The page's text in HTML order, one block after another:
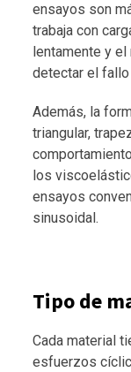
ensayos son
trabaja con
lentamente y
detectar el fallo
Además, la
triangular,
los
ensayos
sinusoidal.
Tipo de
Cada material
esfuerzos